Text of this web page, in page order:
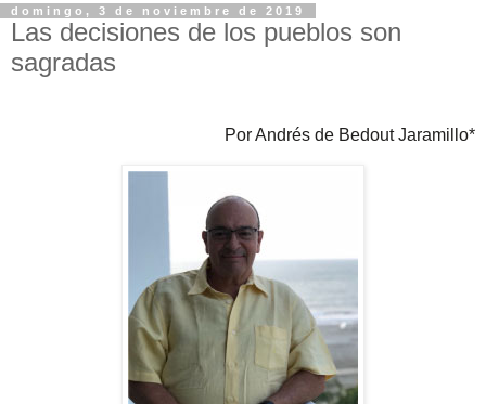
domingo, 3 de noviembre de 2019
Las decisiones de los pueblos son
sagradas
Por Andrés de Bedout Jaramillo*